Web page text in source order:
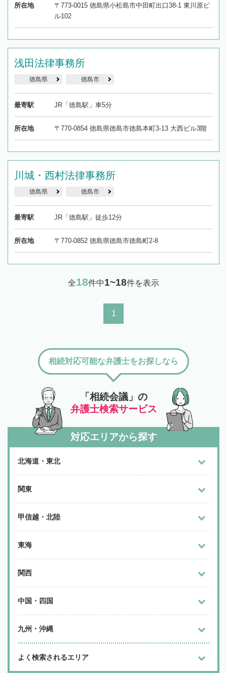
所在地
〒773-0015 徳島県小松島市中田町出口38-1 東川原ビ
ル102
浅田法律事務所
徳島県 徳島市
最寄駅 JR「徳島駅」車5分
所在地 〒770-0854 徳島県徳島市徳島本町3-13 大西ビル3階
川城・西村法律事務所
徳島県 徳島市
最寄駅 JR「徳島駅」徒歩12分
所在地 〒770-0852 徳島県徳島市徳島町2-8
全18件中1~18件を表示
1
「相続会議」の
弁護士検索サービス
相続対応可能な弁護士をお探しなら
対応エリアから探す
北海道・東北
関東
甲信越・北陸
東海
関西
中国・四国
九州・沖縄
よく検索されるエリア